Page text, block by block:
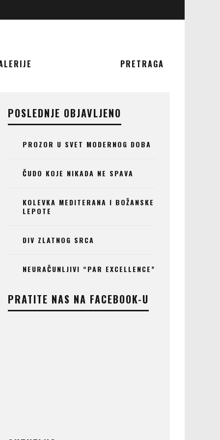
PRETRAGA
POSLEDNJE OBJAVLJENO
PROZOR U SVET MODERNOG DOBA
ČUDO KOJE NIKADA NE SPAVA
KOLEVKA MEDITERANA I BOŽANSKE
LEPOTE
DIV ZLATNOG SRCA
NEURAČUNLJIVI “PAR EXCELLENCE”
PRATITE NAS NA FACEBOOK-U